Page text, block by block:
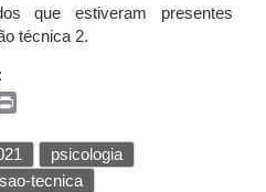
que estiveram presentes
técnica 2.
psicologia
tecnica